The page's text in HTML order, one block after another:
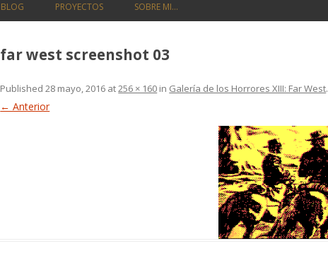
BLOG PROYECTOS SOBRE MI…
far west screenshot 03
Published28 mayo, 2016 at256 × 160 in Galería de los Horrores XIII: Far West.
← Anterior